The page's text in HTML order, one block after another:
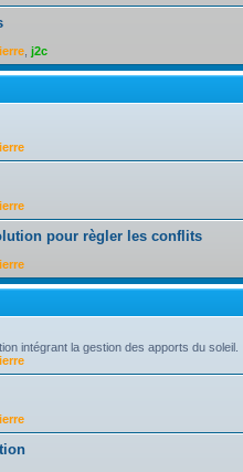
j2c
pour règler les conflits
intégrant la gestion des apports du soleil.